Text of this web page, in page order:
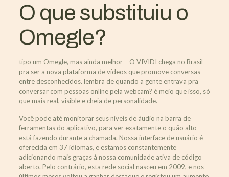
O que substituiu o
Omegle?
tipo um Omegle, mas ainda melhor – O VIVIDI chega no Brasil
pra ser a nova plataforma de vídeos que promove conversas
entre desconhecidos. lembra de quando a gente entrava pra
conversar com pessoas online pela webcam? é meio que isso, só
que mais real, visible e cheia de personalidade.
Você pode até monitorar seus níveis de áudio na barra de
ferramentas do aplicativo, para ver exatamente o quão alto
está fazendo durante a chamada. Nossa interface de usuário é
oferecida em 37 idiomas, e estamos constantemente
adicionando mais graças à nossa comunidade ativa de código
aberto. Pelo contrário, esta rede social nasceu em 2009, e nos